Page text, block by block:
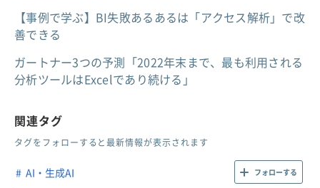
【事例で学ぶ】BI失敗あるあるは「アクセス解析」で改
善できる
ガートナー3つの予測「2022年末まで、最も利用される
分析ツールはExcelであり続ける」
関連タグ
タグをフォローすると最新情報が表示されます
AI・生成AI フォローする